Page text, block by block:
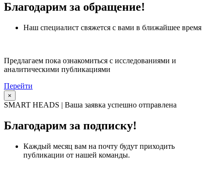
Благодарим за обращение!
Наш специалист свяжется с вами в ближайшее время
Предлагаем пока ознакомиться с исследованиями и
аналитическими публикациями
Перейти
×
SMART HEADS | Ваша заявка успешно отправлена
Благодарим за подписку!
Каждый месяц вам на почту будут приходить
публикации от нашей команды.